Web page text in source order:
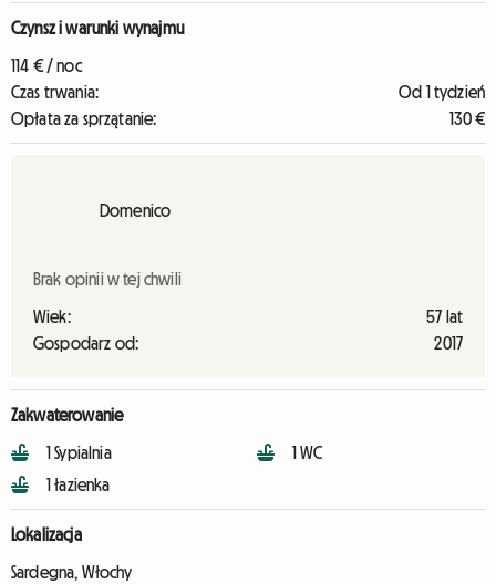
Czynsz i warunki wynajmu
114 € / noc
Czas trwania:
Od 1 tydzień
Opłata za sprzątanie:
130 €
Domenico
Brak opinii w tej chwili
Wiek:
57 lat
Gospodarz od:
2017
Zakwaterowanie
1 Sypialnia
1 łazienka
1 WC
Lokalizacja
Sardegna, Włochy